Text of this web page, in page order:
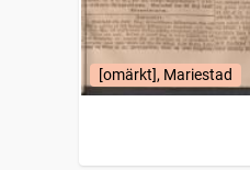
[omärkt], Mariestad